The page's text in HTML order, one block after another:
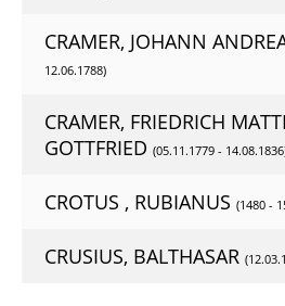
CRAMER, JOHANN
12.06.1788)
CRAMER, FRIEDRICH
GOTTFRIED (05.11.1779 -
CROTUS , RUBIANUS (1480 -
CRUSIUS, BALTHASAR